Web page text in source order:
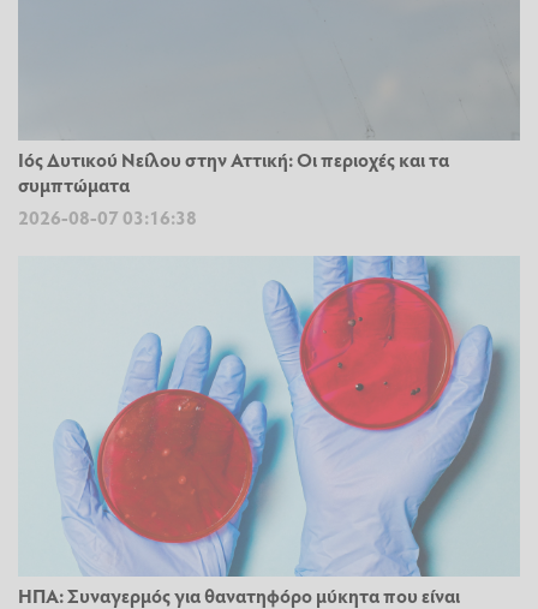
Ιός Δυτικού Νείλου στην Αττική: Οι περιοχές και τα
συμπτώματα
2026-08-07 03:16:38
ΗΠΑ: Συναγερμός για θανατηφόρο μύκητα που είναι